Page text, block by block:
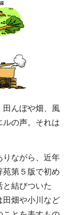
田んぼや畑、風
ルの声。それは
りながら、近年
苑第５版で初め
結びついた
田畑や小川など